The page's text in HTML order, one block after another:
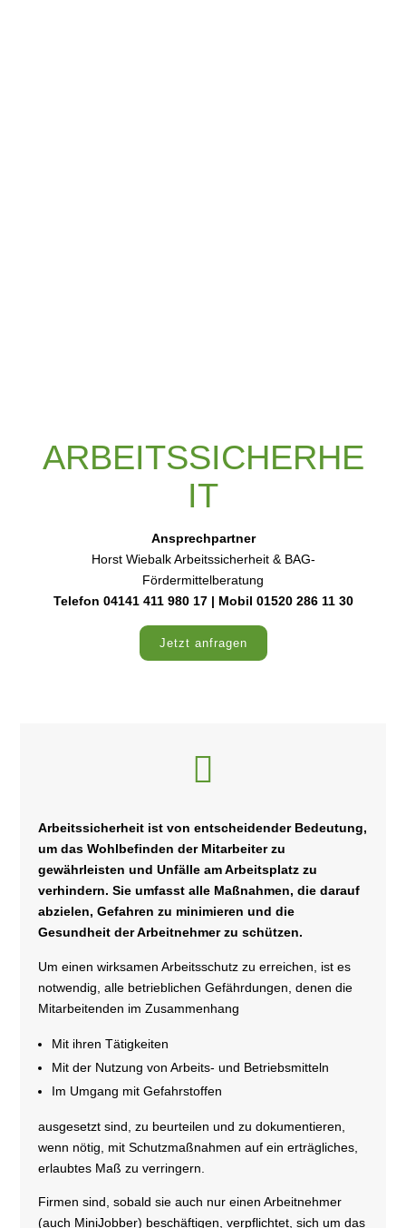
ARBEITSSICHERHE
IT
Ansprechpartner
Horst Wiebalk Arbeitssicherheit & BAG-
Fördermittelberatung
Telefon 04141 411 980 17 | Mobil 01520 286 11 30
Jetzt anfragen

Arbeitssicherheit ist von entscheidender Bedeutung,
um das Wohlbefinden der Mitarbeiter zu
gewährleisten und Unfälle am Arbeitsplatz zu
verhindern. Sie umfasst alle Maßnahmen, die darauf
abzielen, Gefahren zu minimieren und die
Gesundheit der Arbeitnehmer zu schützen.
Um einen wirksamen Arbeitsschutz zu erreichen, ist es
notwendig, alle betrieblichen Gefährdungen, denen die
Mitarbeitenden im Zusammenhang
Mit ihren Tätigkeiten
Mit der Nutzung von Arbeits- und Betriebsmitteln
Im Umgang mit Gefahrstoffen
ausgesetzt sind, zu beurteilen und zu dokumentieren,
wenn nötig, mit Schutzmaßnahmen auf ein erträgliches,
erlaubtes Maß zu verringern.
Firmen sind, sobald sie auch nur einen Arbeitnehmer
(auch MiniJobber) beschäftigen, verpflichtet, sich um das